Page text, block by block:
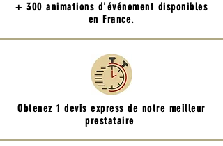
+ 300 animations d'événement disponibles
en France.
Obtenez 1 devis express de notre meilleur
prestataire